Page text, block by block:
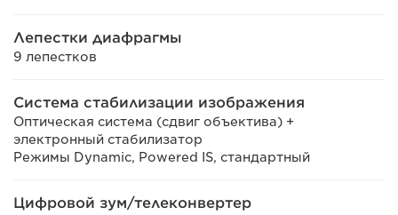
Лепестки диафрагмы
9 лепестков
Система стабилизации изображения
Оптическая система (сдвиг объектива) +
электронный стабилизатор
Режимы Dynamic, Powered IS, стандартный
Цифровой зум/телеконвертер